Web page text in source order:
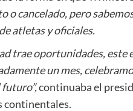
o cancelado, pero
atletas y oficiales.
trae oportunidades,
un mes,
continuaba el
continentales.